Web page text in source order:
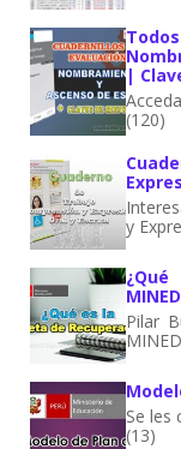
|
(120)
y
Pilar
Se les
(13)